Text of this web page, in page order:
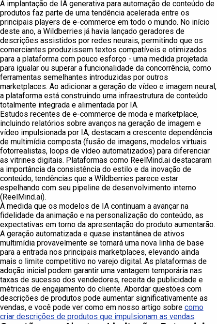
A implantação de IA generativa para automação de conteúdo de
produtos faz parte de uma tendência acelerada entre os
principais players de e-commerce em todo o mundo. No início
deste ano, a Wildberries já havia lançado geradores de
descrições assistidos por redes neurais, permitindo que os
comerciantes produzissem textos compatíveis e otimizados
para a plataforma com pouco esforço - uma medida projetada
para igualar ou superar a funcionalidade da concorrência, como
ferramentas semelhantes introduzidas por outros
marketplaces. Ao adicionar a geração de vídeo e imagem neural,
a plataforma está construindo uma infraestrutura de conteúdo
totalmente integrada e alimentada por IA.
Estudos recentes de e-commerce de moda e marketplace,
incluindo relatórios sobre avanços na geração de imagem e
vídeo impulsionada por IA, destacam a crescente dependência
de multimídia composta (fusão de imagens, modelos virtuais
fotorrealistas, loops de vídeo automatizados) para diferenciar
as vitrines digitais. Plataformas como ReelMind.ai destacaram
a importância da consistência do estilo e da inovação de
conteúdo, tendências que a Wildberries parece estar
espelhando com seu pipeline de desenvolvimento interno
(ReelMind.ai).
À medida que os modelos de IA continuam a avançar na
fidelidade da animação e na personalização do conteúdo, as
expectativas em torno da apresentação do produto aumentarão.
A geração automatizada e quase instantânea de ativos
multimídia provavelmente se tornará uma nova linha de base
para a entrada nos principais marketplaces, elevando ainda
mais o limite competitivo no varejo digital. As plataformas de
adoção inicial podem garantir uma vantagem temporária nas
taxas de sucesso dos vendedores, receita de publicidade e
métricas de engajamento do cliente. Abordar questões com
descrições de produtos pode aumentar significativamente as
vendas, e você pode ver como em nosso artigo sobre como
criar descrições de produtos que impulsionam as vendas.